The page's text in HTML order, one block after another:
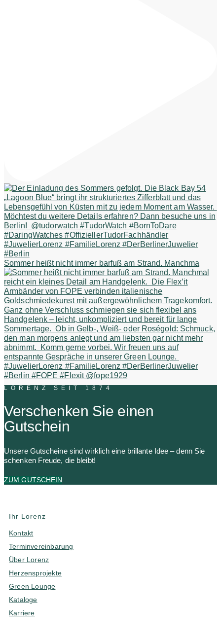
Sommer heißt nicht immer barfuß am Strand. Manchma
LORENZ SEIT 1874
Verschenken Sie einen
Gutschein
Unsere Gutscheine sind wirklich eine brillante Idee – denn Sie
schenken Freude, die bleibt!
ZUM GUTSCHEIN
Ihr Lorenz
Kontakt
Terminvereinbarung
Über Lorenz
Herzensprojekte
Green Lounge
Kataloge
Karriere